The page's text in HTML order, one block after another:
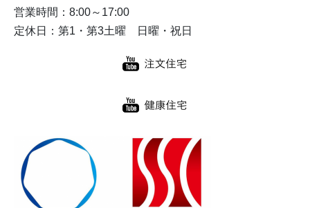
営業時間：8:00～17:00
定休日：第1・第3土曜 日曜・祝日